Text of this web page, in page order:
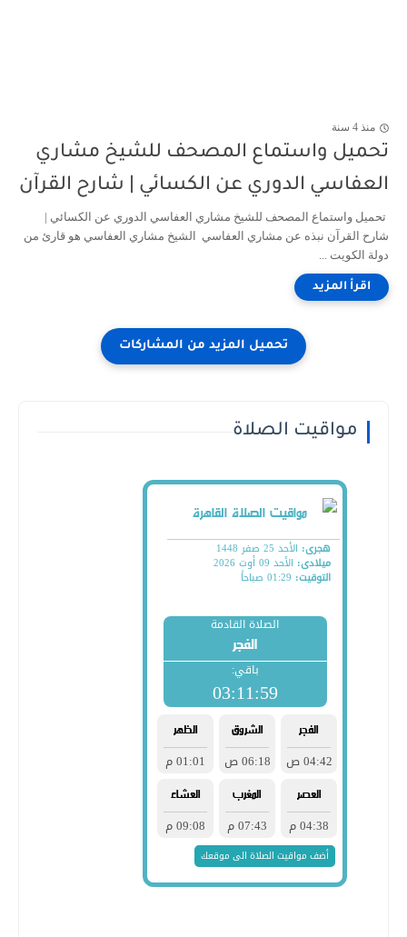
منذ 4 سنة
تحميل واستماع المصحف للشيخ مشاري
العفاسي الدوري عن الكسائي | شارح القرآن
تحميل واستماع المصحف للشيخ مشاري العفاسي الدوري عن الكسائي |
شارح القرآن نبذه عن مشاري العفاسي الشيخ مشاري العفاسي هو قارئ من
دولة الكويت ...
مواقيت الصلاة